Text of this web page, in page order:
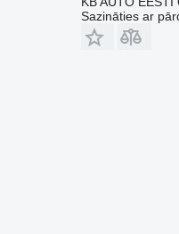
Sazināties ar